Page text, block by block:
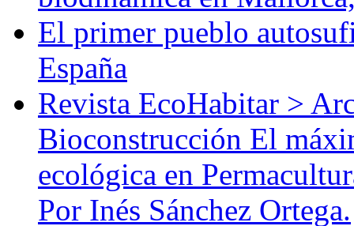
El primer pueblo
España
Revista EcoHabitar >
Bioconstrucción El
ecológica en
Por Inés Sánchez Ortega.